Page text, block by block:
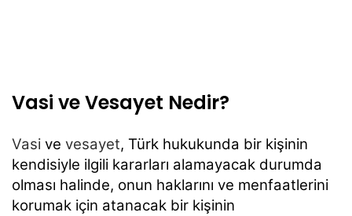
Vasi ve Vesayet Nedir?
Vasi ve vesayet, Türk hukukunda bir kişinin
kendisiyle ilgili kararları alamayacak durumda
olması halinde, onun haklarını ve menfaatlerini
korumak için atanacak bir kişinin